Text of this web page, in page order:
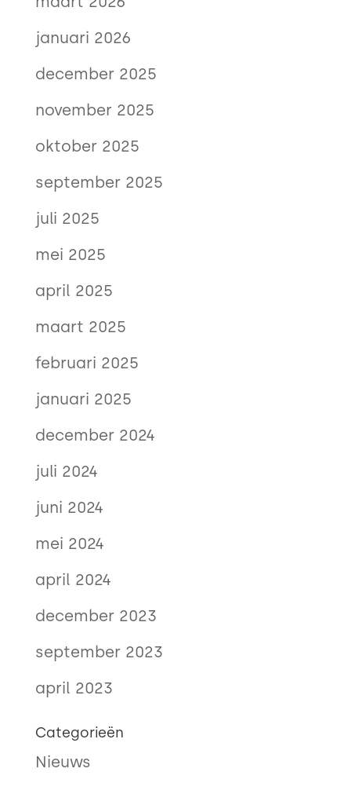
januari 2026
december 2025
november 2025
oktober 2025
september 2025
juli 2025
mei 2025
april 2025
maart 2025
februari 2025
januari 2025
december 2024
juli 2024
juni 2024
mei 2024
april 2024
december 2023
september 2023
april 2023
Categorieën
Nieuws